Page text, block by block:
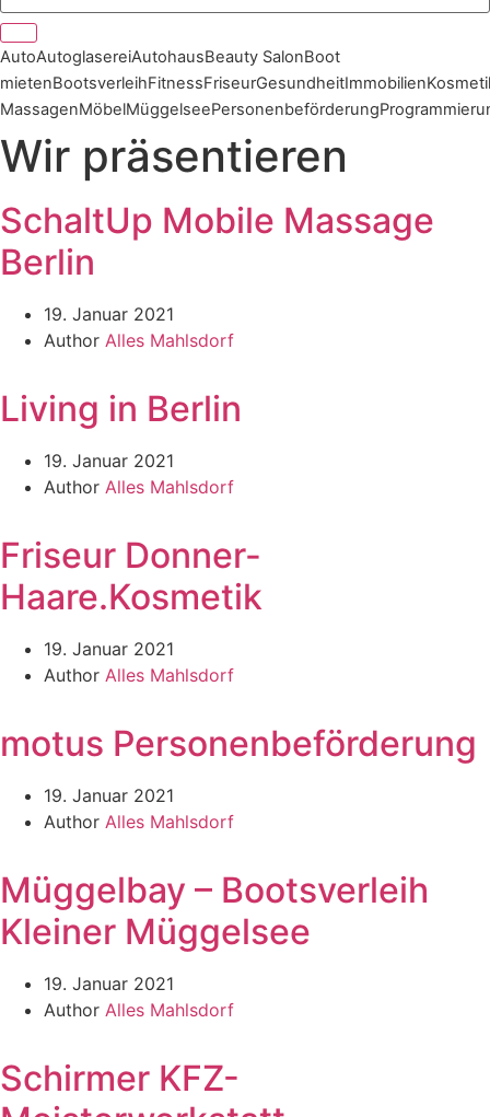
AutoAutoglasereiAutohausBeauty SalonBoot
mietenBootsverleihFitnessFriseurGesundheitImmobilien
MassagenMöbelMüggelseePersonenbeförderung
Wir präsentieren
SchaltUp Mobile Massage
Berlin
19. Januar 2021
Author Alles Mahlsdorf
Living in Berlin
19. Januar 2021
Author Alles Mahlsdorf
Friseur Donner-
Haare.Kosmetik
19. Januar 2021
Author Alles Mahlsdorf
motus Personenbeförderung
19. Januar 2021
Author Alles Mahlsdorf
Müggelbay – Bootsverleih
Kleiner Müggelsee
19. Januar 2021
Author Alles Mahlsdorf
Schirmer KFZ-